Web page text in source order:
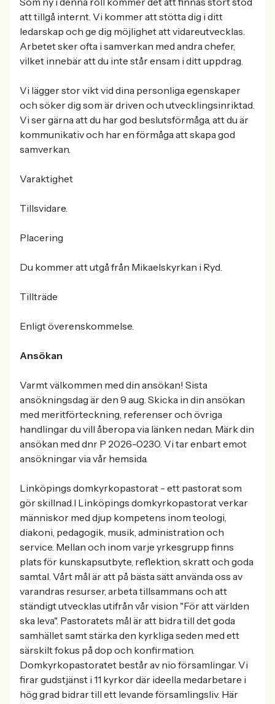
att tillgå internt. Vi kommer att stötta dig i ditt
ledarskap och ge dig möjlighet att vidareutvecklas.
Arbetet sker ofta i samverkan med andra chefer,
vilket innebär att du inte står ensam i ditt uppdrag.
Vi lägger stor vikt vid dina personliga egenskaper
och söker dig som är driven och utvecklingsinriktad.
Vi ser gärna att du har god beslutsförmåga, att du är
kommunikativ och har en förmåga att skapa god
samverkan.
Varaktighet
Tillsvidare.
Placering
Du kommer att utgå från Mikaelskyrkan i Ryd.
Tillträde
Enligt överenskommelse.
Ansökan
Varmt välkommen med din ansökan! Sista
ansökningsdag är den 9 aug. Skicka in din ansökan
med meritförteckning, referenser och övriga
handlingar du vill åberopa via länken nedan. Märk din
ansökan med dnr P 2026-0230. Vi tar enbart emot
ansökningar via vår hemsida.
Linköpings domkyrkopastorat - ett pastorat som
gör skillnad.I Linköpings domkyrkopastorat verkar
människor med djup kompetens inom teologi,
diakoni, pedagogik, musik, administration och
service. Mellan och inom varje yrkesgrupp finns
plats för kunskapsutbyte, reflektion, skratt och goda
samtal. Vårt mål är att på bästa sätt använda oss av
varandras resurser, arbeta tillsammans och att
ständigt utvecklas utifrån vår vision "För att världen
ska leva". Pastoratets mål är att bidra till det goda
samhället samt stärka den kyrkliga seden med ett
särskilt fokus på dop och konfirmation.
Domkyrkopastoratet består av nio församlingar. Vi
firar gudstjänst i 11 kyrkor där ideella medarbetare i
hög grad bidrar till ett levande församlingsliv. Här